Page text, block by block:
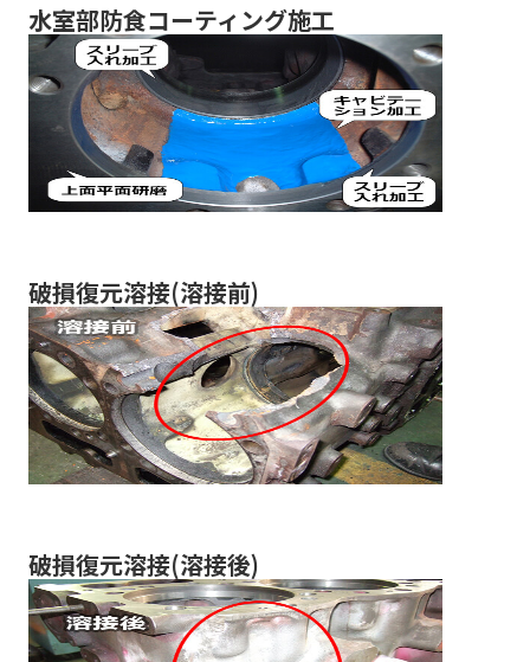
水室部防食コーティング施工
破損復元溶接(溶接前)
破損復元溶接(溶接後)